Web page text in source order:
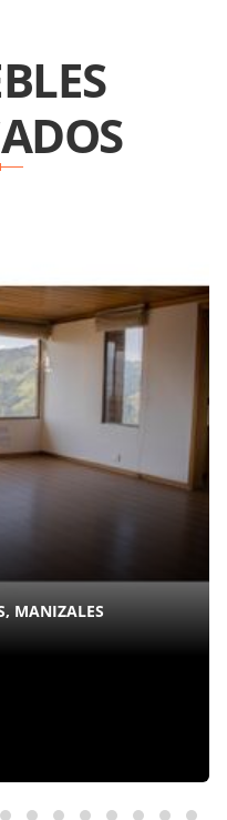
MANIZALES